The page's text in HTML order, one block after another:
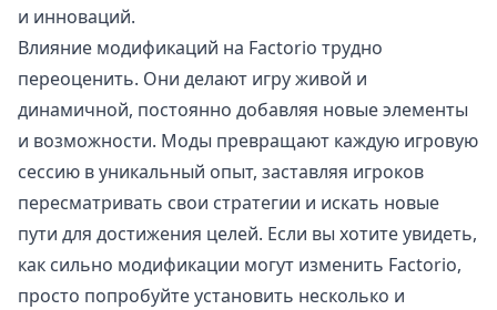
и инноваций.
Влияние модификаций на Factorio трудно
переоценить. Они делают игру живой и
динамичной, постоянно добавляя новые элементы
и возможности. Моды превращают каждую игровую
сессию в уникальный опыт, заставляя игроков
пересматривать свои стратегии и искать новые
пути для достижения целей. Если вы хотите увидеть,
как сильно модификации могут изменить Factorio,
просто попробуйте установить несколько и